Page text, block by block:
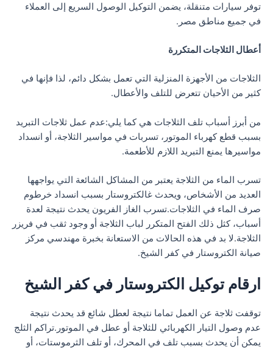
توفر سيارات متنقلة، يضمن التوكيل الوصول السريع إلى العملاء
في جميع مناطق مصر.
أعطال الثلاجات المتكررة
الثلاجات من الأجهزة المنزلية التي تعمل بشكل دائم، لذا فإنها في
كثير من الأحيان تتعرض للتلف والأعطال.
من أبرز أسباب تلف الثلاجات هي كما يلي:عدم عمل ثلاجات التبريد
بسبب قطع كهرباء الموتور، تسربات في مواسير الثلاجة، أو انسداد
مواسيرها يمنع التبريد اللازم للأطعمة.
تسرب الماء من الثلاجة يعتبر من المشاكل الشائعة التي يواجهها
العديد من الأشخاص، ويحدث غالكتروستار بسبب انسداد خرطوم
صرف الماء في الثلاجات.تسرب الغاز الفريون يحدث نتيجة لعدة
أسباب، كثل ذلك الفتح المتكرر لباب الثلاجة أو وجود ثقب في فريزر
الثلاجة.لا بد في هذه الحالات من الاستعانة بخبرة مهندسي مركز
صيانة الكتروستار في كفر الشيخ.
ارقام توكيل الكتروستار في كفر الشيخ
توقفت ثلاجة عن العمل تماما نتيجة لعطل شائع قد يحدث نتيجة
عدم وصول التيار الكهربائي للثلاجة أو عطل في الموتور.تراكم الثلج
يمكن أن يحدث بسبب تلف في المحرك، أو تلف الثرموستات، أو